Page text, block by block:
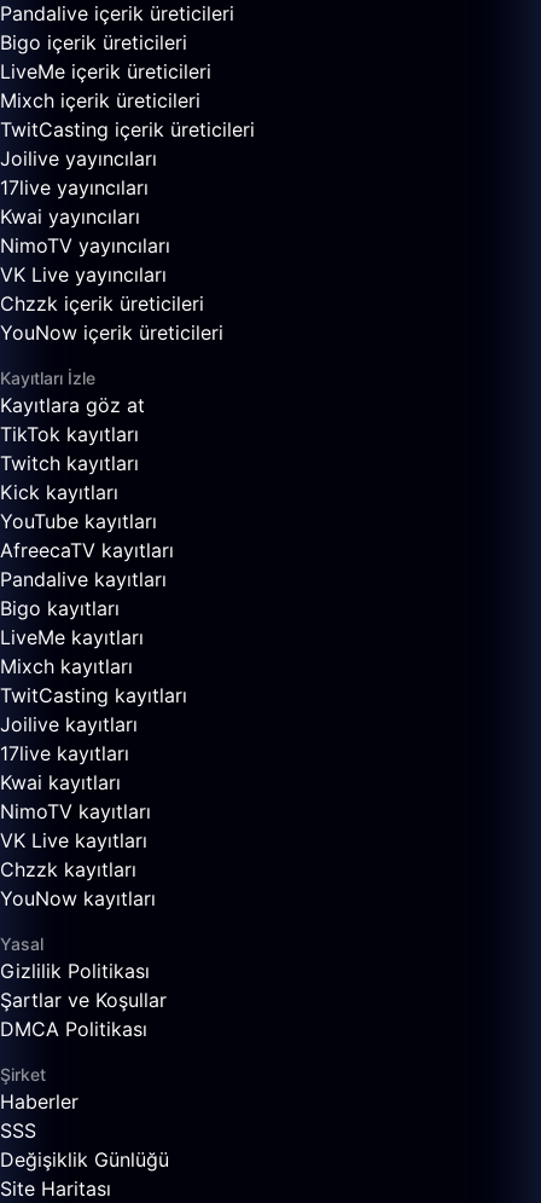
Pandalive içerik üreticileri
Bigo içerik üreticileri
LiveMe içerik üreticileri
Mixch içerik üreticileri
TwitCasting içerik üreticileri
Joilive yayıncıları
17live yayıncıları
Kwai yayıncıları
NimoTV yayıncıları
VK Live yayıncıları
Chzzk içerik üreticileri
YouNow içerik üreticileri
Kayıtları İzle
Kayıtlara göz at
TikTok kayıtları
Twitch kayıtları
Kick kayıtları
YouTube kayıtları
AfreecaTV kayıtları
Pandalive kayıtları
Bigo kayıtları
LiveMe kayıtları
Mixch kayıtları
TwitCasting kayıtları
Joilive kayıtları
17live kayıtları
Kwai kayıtları
NimoTV kayıtları
VK Live kayıtları
Chzzk kayıtları
YouNow kayıtları
Yasal
Gizlilik Politikası
Şartlar ve Koşullar
DMCA Politikası
Şirket
Haberler
SSS
Değişiklik Günlüğü
Site Haritası